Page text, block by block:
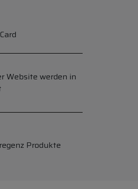
Website werden in
Produkte